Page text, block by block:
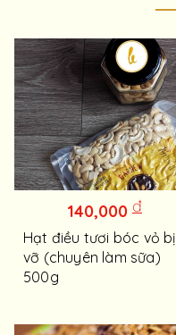
140,000 đ
Hạt điều tươi bóc vỏ bị
vỡ (chuyên làm sữa)
500g